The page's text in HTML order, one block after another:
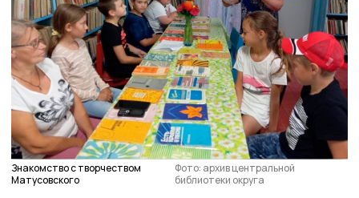
Знакомство с творчеством
Матусовского
Фото: архив центральной
библиотеки округа